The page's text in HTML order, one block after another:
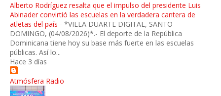
Alberto Rodríguez resalta que el impulso del presidente Luis
Abinader convirtió las escuelas en la verdadera cantera de
atletas del país - *VILLA DUARTE DIGITAL, SANTO
DOMINGO, (04/08/2026)*.- El deporte de la República
Dominicana tiene hoy su base más fuerte en las escuelas
públicas. Así lo...
Hace 3 días
Atmósfera Radio